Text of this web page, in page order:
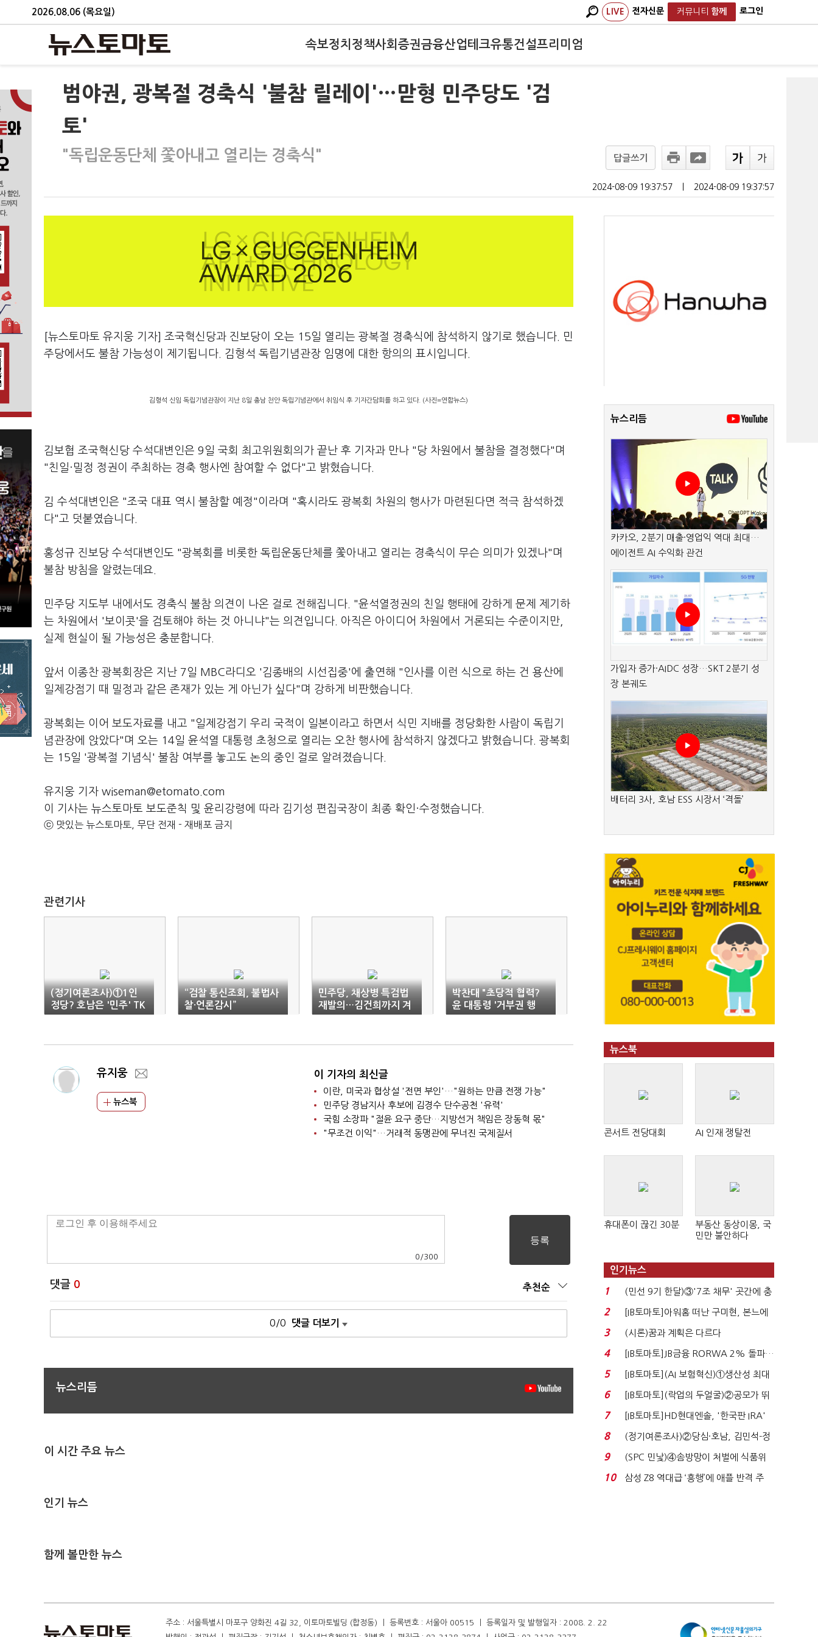
2026.08.06 (목요일) LIVE 전자신문 커뮤니티 함께 로그인
속보정치 정책사회 증권금융산업테크유통건설프리미엄
범야권, 광복절 경축식 '불참 릴레이'…맏형 민주당도 '검
토'
"독립운동단체 쫓아내고 열리는 경축식" 답글쓰기
2024-08-09 19:37:57 2024-08-09 19:37:57
[뉴스토마토 유지웅 기자] 조국혁신당과 진보당이 오는 15일 열리는 광복절 경축식에 참석하지 않기로 했습니다. 민
주당에서도 불참 가능성이 제기됩니다. 김형석 독립기념관장 임명에 대한 항의의 표시입니다.
김형석 신임 독립기념관장이 지난 8일 충남 천안 독립기념관에서 취임식 후 기자간담회를 하고 있다. (사진=연합뉴스)
김보협 조국혁신당 수석대변인은 9일 국회 최고위원회의가 끝난 후 기자과 만나 "당 차원에서 불참을 결정했다"며
"친일·밀정 정권이 주최하는 경축 행사엔 참여할 수 없다"고 밝혔습니다.
김 수석대변인은 "조국 대표 역시 불참할 예정"이라며 "혹시라도 광복회 차원의 행사가 마련된다면 적극 참석하겠
다"고 덧붙였습니다.
홍성규 진보당 수석대변인도 "광복회를 비롯한 독립운동단체를 쫓아내고 열리는 경축식이 무슨 의미가 있겠나"며
불참 방침을 알렸는데요.
민주당 지도부 내에서도 경축식 불참 의견이 나온 걸로 전해집니다. "윤석열정권의 친일 행태에 강하게 문제 제기하
는 차원에서 '보이콧'을 검토해야 하는 것 아니냐"는 의견입니다. 아직은 아이디어 차원에서 거론되는 수준이지만,
실제 현실이 될 가능성은 충분합니다.
앞서 이종찬 광복회장은 지난 7일 MBC라디오 '김종배의 시선집중'에 출연해 "인사를 이런 식으로 하는 건 용산에
일제강점기 때 밀정과 같은 존재가 있는 게 아닌가 싶다"며 강하게 비판했습니다.
광복회는 이어 보도자료를 내고 "일제강점기 우리 국적이 일본이라고 하면서 식민 지배를 정당화한 사람이 독립기
념관장에 앉았다"며 오는 14일 윤석열 대통령 초청으로 열리는 오찬 행사에 참석하지 않겠다고 밝혔습니다. 광복회
는 15일 '광복절 기념식' 불참 여부를 놓고도 논의 중인 걸로 알려졌습니다.
유지웅 기자 wiseman@etomato.com
이 기사는 뉴스토마토 보도준칙 및 윤리강령에 따라 김기성 편집국장이 최종 확인·수정했습니다.
ⓒ 맛있는 뉴스토마토, 무단 전재 - 재배포 금지
관련기사
(정기여론조사)①1인
정당? 호남은 '민주' TK
는 '국힘' 꼽았다(종합)
“검찰 통신조회, 불법사
찰·언론감시”
민주당, 채상병 특검법
재발의…김건희까지 겨
냥
박찬대 "초당적 협력?
윤 대통령 '거부권 행
사'에 달려"
유지웅
뉴스북
이 기자의 최신글
이란, 미국과 협상설 '전면 부인'…"원하는 만큼 전쟁 가능"
민주당 경남지사 후보에 김경수 단수공천 '유력'
국힘 소장파 "절윤 요구 중단…지방선거 책임은 장동혁 몫"
"무조건 이익"…거래적 동맹관에 무너진 국제질서
0 /300
댓글 0 추천순
0/0 댓글 더보기
뉴스리듬
이 시간 주요 뉴스
인기 뉴스
함께 볼만한 뉴스
뉴스리듬
카카오, 2분기 매출·영업익 역대 최대…
에이전트 AI 수익화 관건
가입자 증가·AIDC 성장…SKT 2분기 성
장 본궤도
배터리 3사, 호남 ESS 시장서 ‘격돌’
뉴스북
콘서트 전당대회 AI 인재 쟁탈전
휴대폰이 끊긴 30분
부동산 동상이몽, 국
민만 불안하다
인기뉴스
1
(민선 9기 한달)③'7조 채무' 곳간에 충
격…추미애, 20년...
2
[IB토마토]아워홈 떠난 구미현, 본느에
340억 베팅…가...
3 (시론)꿈과 계획은 다르다
4
[IB토마토]JB금융 RORWA 2% 돌파…
실적 견인은 은행 ...
5
[IB토마토](AI 보험혁신)①생산성 최대
80% 개선…현실...
6
[IB토마토](락업의 두얼굴)②공모가 뛰
자 첫날 매도…FI ...
7
[IB토마토]HD현대엔솔, '한국판 IRA'
수혜 부상…세액공...
8
(정기여론조사)②당심·호남, 김민석-정
청래 '초접전'...
9
(SPC 민낯)④솜방망이 처벌에 식품위
생법 위반 반복...
10
삼성 Z8 역대급 ‘흥행’에 애플 반격 주
주소 : 서울특별시 마포구 양화진 4길 32, 이토마토빌딩 (합정동) ㅣ 등록번호 : 서울아 00515 ㅣ 등록일자 및 발행일자 : 2008. 2. 22